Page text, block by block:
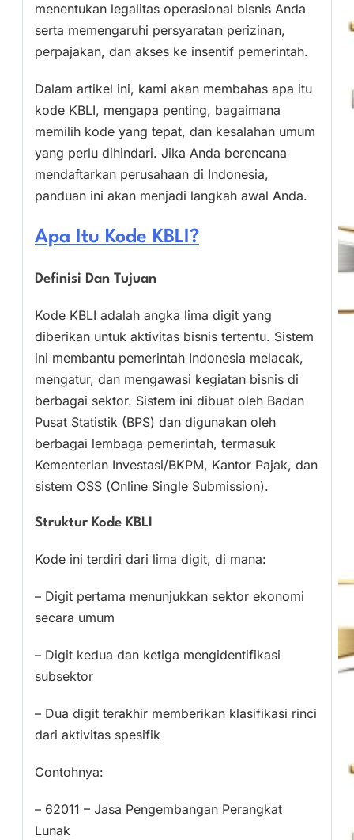
menentukan legalitas operasional bisnis Anda
serta memengaruhi persyaratan perizinan,
perpajakan, dan akses ke insentif pemerintah.
Dalam artikel ini, kami akan membahas apa itu
kode KBLI, mengapa penting, bagaimana
memilih kode yang tepat, dan kesalahan umum
yang perlu dihindari. Jika Anda berencana
mendaftarkan perusahaan di Indonesia,
panduan ini akan menjadi langkah awal Anda.
Apa Itu Kode KBLI?
Definisi Dan Tujuan
Kode KBLI adalah angka lima digit yang
diberikan untuk aktivitas bisnis tertentu. Sistem
ini membantu pemerintah Indonesia melacak,
mengatur, dan mengawasi kegiatan bisnis di
berbagai sektor. Sistem ini dibuat oleh Badan
Pusat Statistik (BPS) dan digunakan oleh
berbagai lembaga pemerintah, termasuk
Kementerian Investasi/BKPM, Kantor Pajak, dan
sistem OSS (Online Single Submission).
Struktur Kode KBLI
Kode ini terdiri dari lima digit, di mana:
– Digit pertama menunjukkan sektor ekonomi
secara umum
– Digit kedua dan ketiga mengidentifikasi
subsektor
– Dua digit terakhir memberikan klasifikasi rinci
dari aktivitas spesifik
Contohnya:
– 62011 – Jasa Pengembangan Perangkat
Lunak